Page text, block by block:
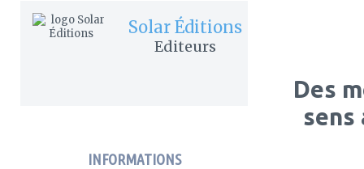
Solar Éditions
Editeurs
INFORMATIONS
Des
sens